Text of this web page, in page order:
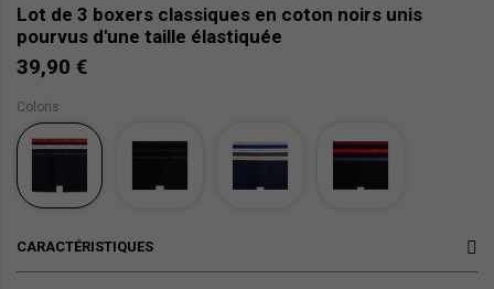
Lot de 3 boxers classiques en coton noirs unis
pourvus d'une taille élastiquée
39,90 €
Coloris
CARACTÉRISTIQUES